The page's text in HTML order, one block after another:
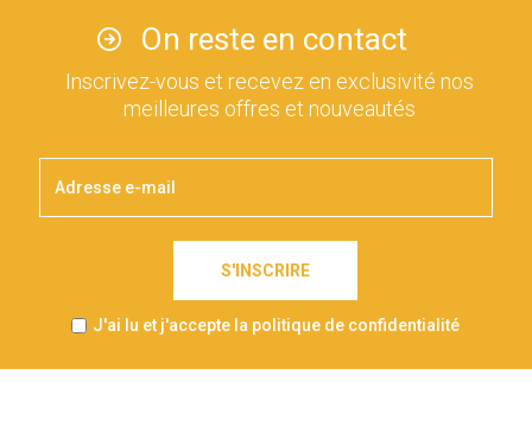
On reste en contact
Inscrivez-vous et recevez en exclusivité nos
meilleures offres et nouveautés
S'INSCRIRE
J'ai lu et j'accepte la politique de confidentialité